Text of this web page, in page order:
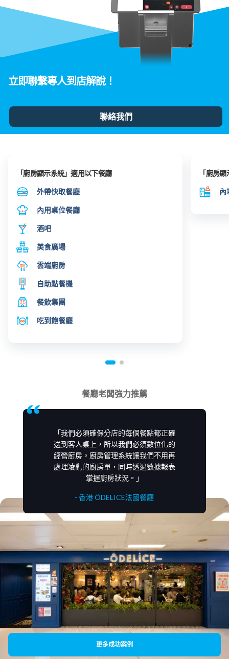
立即聯繫專人到店解說！
聯絡我們
「廚房顯示系統」適用以下餐廳
外帶快取餐廳
內用桌位餐廳
酒吧
美食廣場
雲端廚房
自助點餐機
餐飲集團
吃到飽餐廳
「廚房
內
餐廳老闆強力推薦
「我們必須確保分店的每個餐點都正確
送到客人桌上，所以我們必須數位化的
經營廚房。廚房管理系統讓我們不用再
處理凌亂的廚房單，同時透過數據報表
掌握廚房狀況。」
- 香港 ÔDELICE法國餐廳
更多成功案例